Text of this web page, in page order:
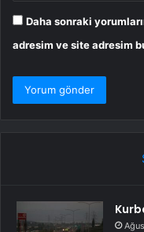
Daha sonraki
adresim ve site adresim